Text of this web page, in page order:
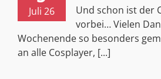
Juli 26
Und schon ist der
vorbei… Vielen
Wochenende so besonders
an alle Cosplayer, [...]